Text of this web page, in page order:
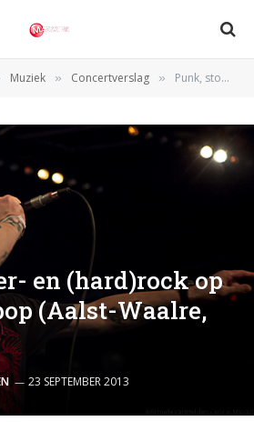
Muziek » Concertverslag » Punk, stoner- en (hard)rock op Kempenerpop (Aalst-Waalre, 21-9-2013)
en (hard)rock op
(Aalst-Waalre,
23 SEPTEMBER 2013